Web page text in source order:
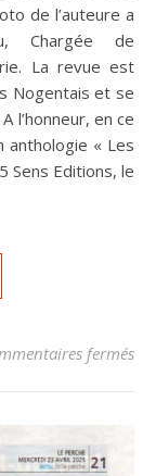
de l’auteure a
Chargée de
La revue est
Nogentais et se
l’honneur, en ce
anthologie « Les
Sens Editions, le
fermés